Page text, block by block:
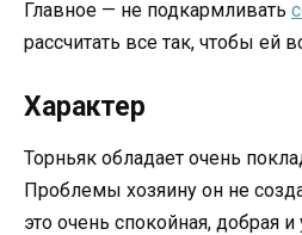
Главное — не подкармливать
рассчитать все так, чтобы ей
Характер
Торньяк обладает очень
Проблемы хозяину он не
это очень спокойная, добрая